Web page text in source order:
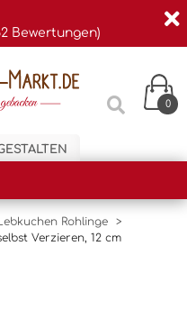
Bewertungen)
0
Rohlinge
>
Verzieren, 12 cm